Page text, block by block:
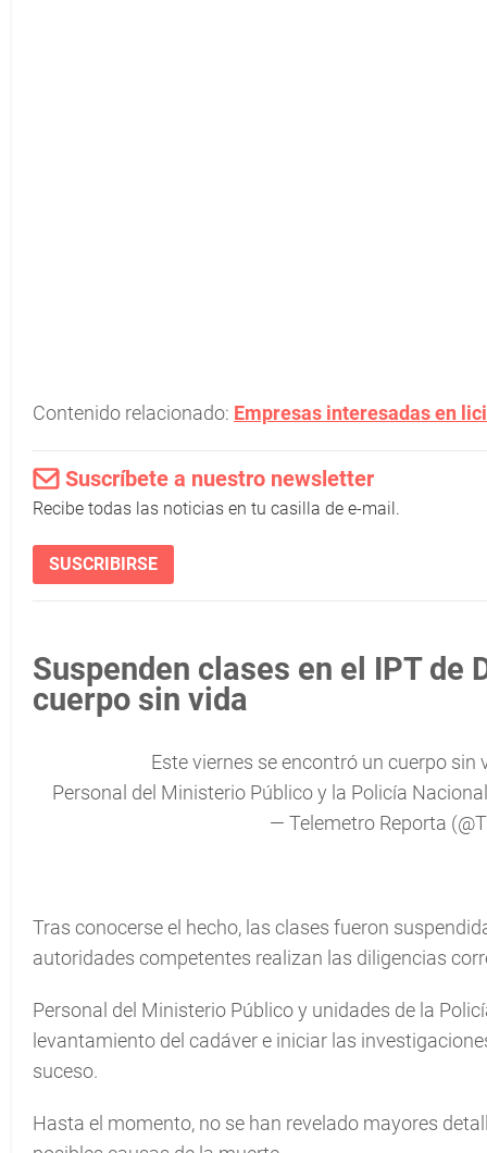
Contenido relacionado: Empresas interesadas en
Suscríbete a nuestro newsletter
Recibe todas las noticias en tu casilla de e-mail.
SUSCRIBIRSE
Suspenden clases en el IPT de
cuerpo sin vida
Este viernes se encontró un cuerpo
Personal del Ministerio Público y la Policía
— Telemetro Reporta
Tras conocerse el hecho, las clases fueron
autoridades competentes realizan las diligencias
Personal del Ministerio Público y unidades de la
levantamiento del cadáver e iniciar las
suceso.
Hasta el momento, no se han revelado mayores